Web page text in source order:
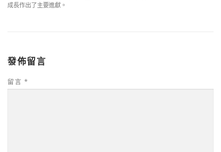
成長作出了主要進獻。
發佈留言
留言 *